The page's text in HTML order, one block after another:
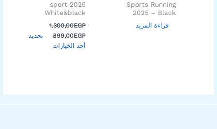
Sports Running
2025 – Black
قراءة المزيد
sport 2025
White&black
1.300,00EGP
899,00EGP
تحديد
أحد الخيارات
صفحة